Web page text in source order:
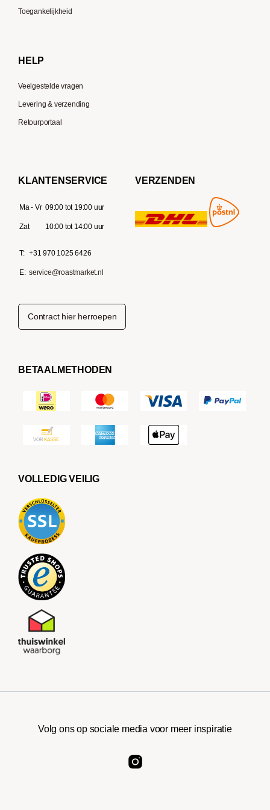
Moccamaster
Toegankelijkheid
HELP
Veelgestelde vragen
Levering & verzending
Retourportaal
KLANTENSERVICE
Ma - Vr 09:00 tot 19:00 uur
Zat 10:00 tot 14:00 uur
T: +31 970 1025 6426
E: service@roastmarket.nl
VERZENDEN
Contract hier herroepen
BETAALMETHODEN
VOLLEDIG VEILIG
Volg ons op sociale media voor meer inspiratie